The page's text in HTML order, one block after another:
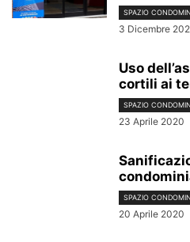
SPAZIO
3 Dicembre
Uso
cortili ai
SPAZIO
23 Aprile 2020
SPAZIO
20 Aprile 2020